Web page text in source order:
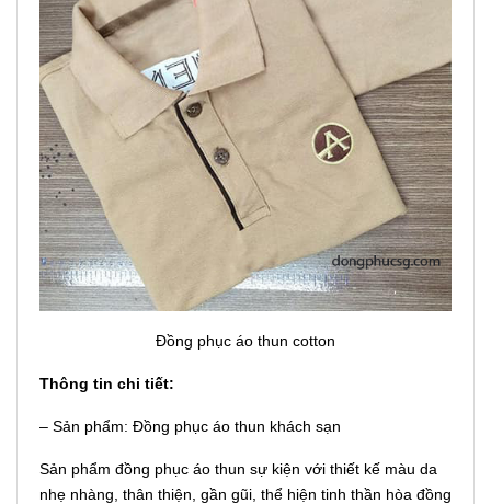
Đồng phục áo thun cotton
Thông tin chi tiết:
– Sản phẩm: Đồng phục áo thun khách sạn
Sản phẩm đồng phục áo thun sự kiện với thiết kế màu da
nhẹ nhàng, thân thiện, gần gũi, thể hiện tinh thần hòa đồng